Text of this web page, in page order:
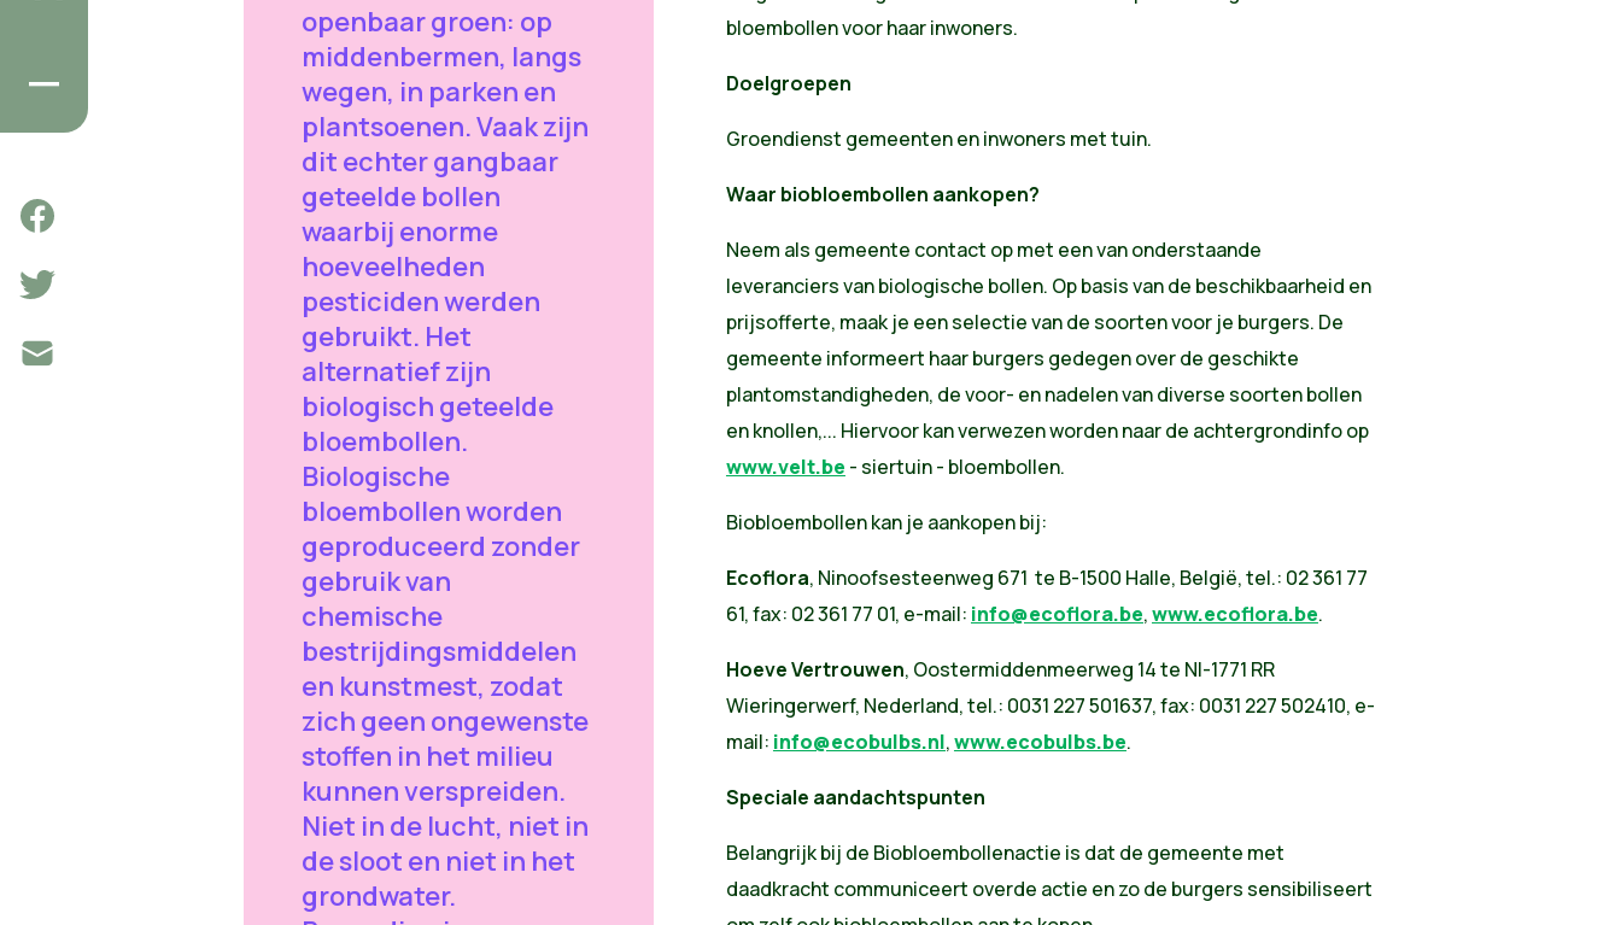
openbaar groen: op
middenbermen, langs
wegen, in parken en
plantsoenen. Vaak zijn
dit echter gangbaar
geteelde bollen
waarbij enorme
hoeveelheden
pesticiden werden
gebruikt. Het
alternatief zijn
biologisch geteelde
bloembollen.
Biologische
bloembollen worden
geproduceerd zonder
gebruik van
chemische
bestrijdingsmiddelen
en kunstmest, zodat
zich geen ongewenste
stoffen in het milieu
kunnen verspreiden.
Niet in de lucht, niet in
de sloot en niet in het
grondwater.
bloembollen voor haar inwoners.
Doelgroepen
Groendienst gemeenten en inwoners met tuin.
Waar biobloembollen aankopen?
Neem als gemeente contact op met een van onderstaande
leveranciers van biologische bollen. Op basis van de beschikbaarheid en
prijsofferte, maak je een selectie van de soorten voor je burgers. De
gemeente informeert haar burgers gedegen over de geschikte
plantomstandigheden, de voor- en nadelen van diverse soorten bollen
en knollen,... Hiervoor kan verwezen worden naar de achtergrondinfo op
www.velt.be - siertuin - bloembollen.
Biobloembollen kan je aankopen bij:
Ecoflora, Ninoofsesteenweg 671 te B-1500 Halle, België, tel.: 02 361 77
61, fax: 02 361 77 01, e-mail: info@ecoflora.be,www.ecoflora.be.
Hoeve Vertrouwen, Oostermiddenmeerweg 14 te Nl-1771 RR
Wieringerwerf, Nederland, tel.: 0031 227 501637, fax: 0031 227 502410, e-
mail: info@ecobulbs.nl,www.ecobulbs.be.
Speciale aandachtspunten
Belangrijk bij de Biobloembollenactie is dat de gemeente met
daadkracht communiceert overde actie en zo de burgers sensibiliseert